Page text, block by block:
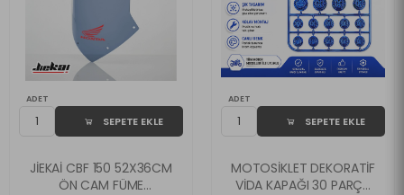
ADET
SEPETE EKLE
JİEKAİ CBF 150 52X36CM
ÖN CAM FÜME
ADET
SEPETE EKLE
MOTOSİKLET DEKORATİF
VİDA KAPAĞI 30 PARÇA